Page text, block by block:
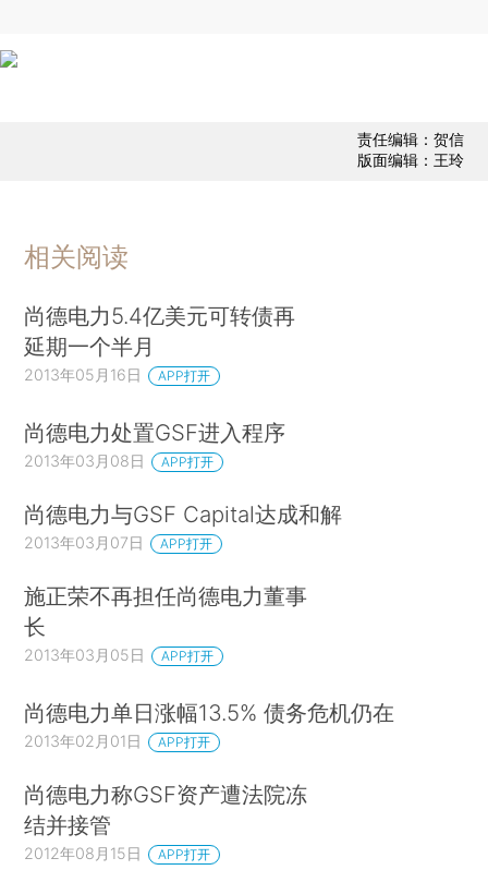
责任编辑：贺信
版面编辑：王玲
相关阅读
尚德电力5.4亿美元可转债再
延期一个半月
2013年05月16日 APP打开
尚德电力处置GSF进入程序
2013年03月08日 APP打开
尚德电力与GSF Capital达成和解
2013年03月07日 APP打开
施正荣不再担任尚德电力董事
长
2013年03月05日 APP打开
尚德电力单日涨幅13.5% 债务危机仍在
2013年02月01日 APP打开
尚德电力称GSF资产遭法院冻
结并接管
2012年08月15日 APP打开